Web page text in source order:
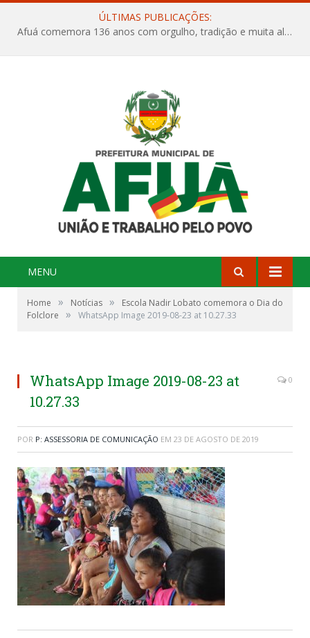
ÚLTIMAS PUBLICAÇÕES:
Afuá comemora 136 anos com orgulho, tradição e muita alegria na Quadra Dr. Nelson Salomão
MENU
Home » Notícias »
Escola Nadir Lobato comemora o Dia do
Folclore
» WhatsApp Image 2019-08-23 at 10.27.33
WhatsApp Image 2019-08-23 at
10.27.33
0
POR P: ASSESSORIA DE COMUNICAÇÃO EM 23 DE AGOSTO DE 2019